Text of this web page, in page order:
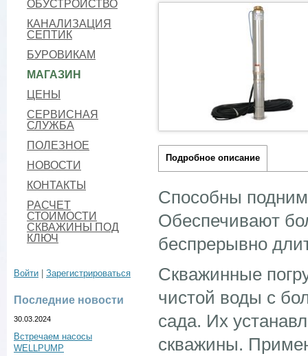
ОБУСТРОЙСТВО
КАНАЛИЗАЦИЯ
СЕПТИК
БУРОВИКАМ
МАГАЗИН
ЦЕНЫ
СЕРВИСНАЯ
СЛУЖБА
ПОЛЕЗНОЕ
НОВОСТИ
КОНТАКТЫ
РАСЧЕТ
СТОИМОСТИ
СКВАЖИНЫ ПОД
КЛЮЧ
Войти Зарегистрироваться
Последние новости
30.03.2024
Встречаем насосы
WELLPUMP
Подробное описание
Способны
Обеспечивают
беспрерывно
Cкважинные
чистой воды с
сада. Их
скважины.